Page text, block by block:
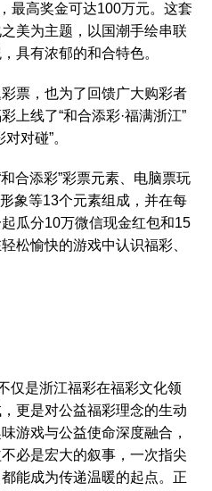
最高奖金可达100万元。这套
美为主题，以国潮手绘串联
具有浓郁的和合特色。
票，也为了回馈广大购彩者
上线了“和合添彩·福满浙江”
对碰”。
合添彩”彩票元素、电脑票玩
象等13个元素组成，并在每
瓜分10万微信现金红包和15
松愉快的游戏中认识福彩、
仅是浙江福彩在福彩文化领
更是对公益福彩理念的生动
游戏与公益使命深度融合，
必是宏大的叙事，一次指尖
能成为传递温暖的起点。正